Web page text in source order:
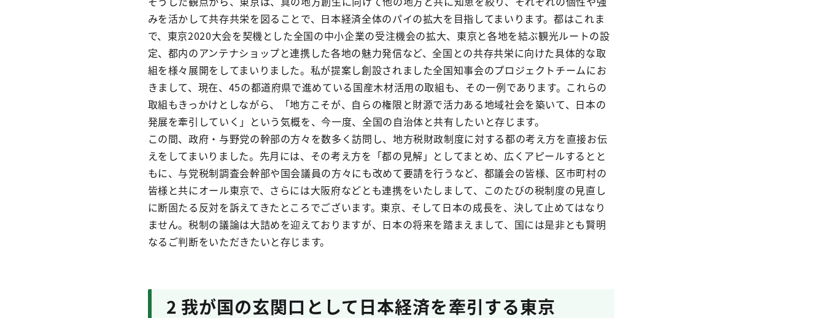
みを活かして共存共栄を図ることで、日本経済全体のパイの拡大を目指してまいります。都はこれま
で、東京2020大会を契機とした全国の中小企業の受注機会の拡大、東京と各地を結ぶ観光ルートの設
定、都内のアンテナショップと連携した各地の魅力発信など、全国との共存共栄に向けた具体的な取
組を様々展開をしてまいりました。私が提案し創設されました全国知事会のプロジェクトチームにお
きまして、現在、45の都道府県で進めている国産木材活用の取組も、その一例であります。これらの
取組もきっかけとしながら、「地方こそが、自らの権限と財源で活力ある地域社会を築いて、日本の
発展を牽引していく」という気概を、今一度、全国の自治体と共有したいと存じます。
この間、政府・与野党の幹部の方々を数多く訪問し、地方税財政制度に対する都の考え方を直接お伝
えをしてまいりました。先月には、その考え方を「都の見解」としてまとめ、広くアピールするとと
もに、与党税制調査会幹部や国会議員の方々にも改めて要請を行うなど、都議会の皆様、区市町村の
皆様と共にオール東京で、さらには大阪府などとも連携をいたしまして、このたびの税制度の見直し
に断固たる反対を訴えてきたところでございます。東京、そして日本の成長を、決して止めてはなり
ません。税制の議論は大詰めを迎えておりますが、日本の将来を踏まえまして、国には是非とも賢明
なるご判断をいただきたいと存じます。
2 我が国の玄関口として日本経済を牽引する東京